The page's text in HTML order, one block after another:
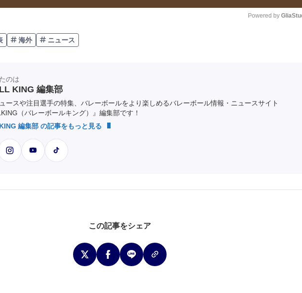
Powered by
海外 ニュース
のは
KING 編集部
ースや注目選手の特集、バレーボールをより楽しめるバレーボール情報・ニュースサイト
（バレーボールキング）』編集部です！
編集部 の記事をもっと見る
この記事をシェア